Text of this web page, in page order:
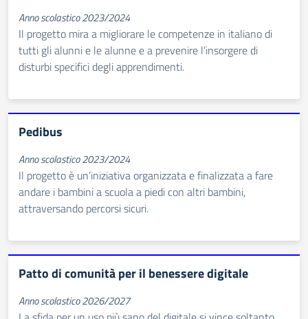
Anno scolastico 2023/2024
Il progetto mira a migliorare le competenze in italiano di
tutti gli alunni e le alunne e a prevenire l’insorgere di
disturbi specifici degli apprendimenti.
Pedibus
Anno scolastico 2023/2024
Il progetto è un’iniziativa organizzata e finalizzata a fare
andare i bambini a scuola a piedi con altri bambini,
attraversando percorsi sicuri.
Patto di comunità per il benessere digitale
Anno scolastico 2026/2027